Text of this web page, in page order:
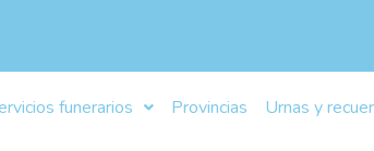
funerarios Provincias Urnas y